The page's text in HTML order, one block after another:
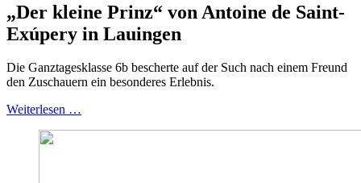
„Der kleine Prinz“ von Antoine de Saint-
Exúpery in Lauingen
Die Ganztagesklasse 6b bescherte auf der Such nach einem Freund
den Zuschauern ein besonderes Erlebnis.
Weiterlesen …